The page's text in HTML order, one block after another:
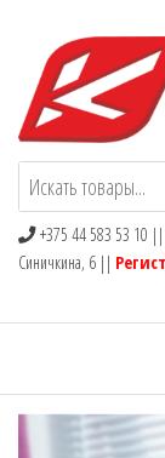
КОРЕКС
+375 44 583 53 10 ||
Синичкина, 6 ||